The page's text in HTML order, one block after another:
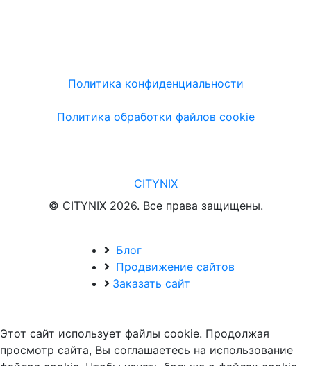
Политика конфиденциальности
Политика обработки файлов cookie
CITYNIX
© CITYNIX 2026. Все права защищены.
Блог
Продвижение сайтов
Заказать сайт
Этот сайт использует файлы cookie. Продолжая
просмотр сайта, Вы соглашаетесь на использование